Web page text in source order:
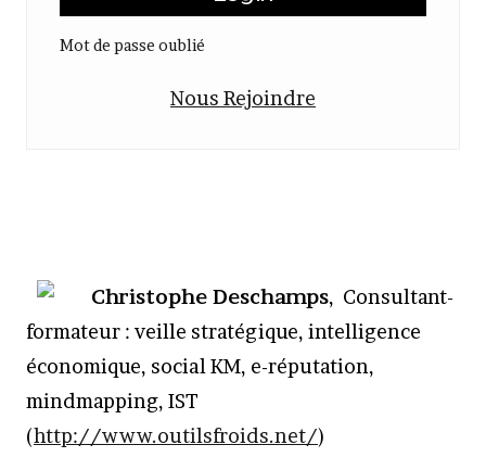
Mot de passe oublié
Nous Rejoindre
Christophe Deschamps, Consultant-
formateur : veille stratégique, intelligence
économique, social KM, e-réputation,
mindmapping, IST
(http://www.outilsfroids.net/)